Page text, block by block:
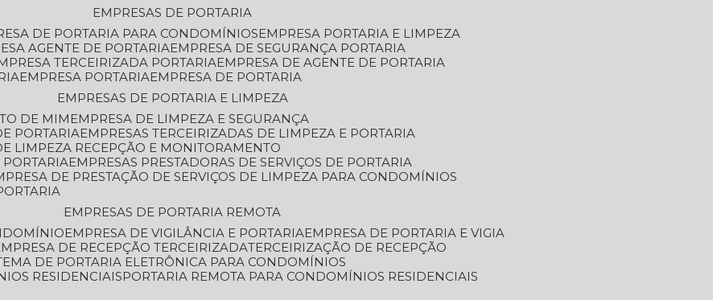
EMPRESAS DE PORTARIA
DE PORTARIA PARA CONDOMÍNIOS
EMPRESA PORTARIA E LIMPEZA
AGENTE DE PORTARIA
EMPRESA DE SEGURANÇA PORTARIA
TERCEIRIZADA PORTARIA
EMPRESA DE AGENTE DE PORTARIA
EMPRESA PORTARIA
EMPRESA DE PORTARIA
EMPRESAS DE PORTARIA E LIMPEZA
DE MIM
EMPRESA DE LIMPEZA E SEGURANÇA
PORTARIA
EMPRESAS TERCEIRIZADAS DE LIMPEZA E PORTARIA
LIMPEZA RECEPÇÃO E MONITORAMENTO
PORTARIA
EMPRESAS PRESTADORAS DE SERVIÇOS DE PORTARIA
DE PRESTAÇÃO DE SERVIÇOS DE LIMPEZA PARA CONDOMÍNIOS
EMPRESAS DE PORTARIA REMOTA
EMPRESA DE VIGILÂNCIA E PORTARIA
EMPRESA DE PORTARIA E VIGIA
EMPRESA DE RECEPÇÃO TERCEIRIZADA TERCEIRIZAÇÃO DE RECEPÇÃO
DE PORTARIA ELETRÔNICA PARA CONDOMÍNIOS
RESIDENCIAIS
PORTARIA REMOTA PARA CONDOMÍNIOS RESIDENCIAIS